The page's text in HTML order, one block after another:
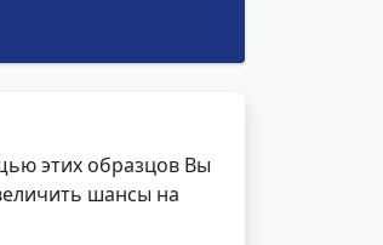
этих образцов Вы
шансы на